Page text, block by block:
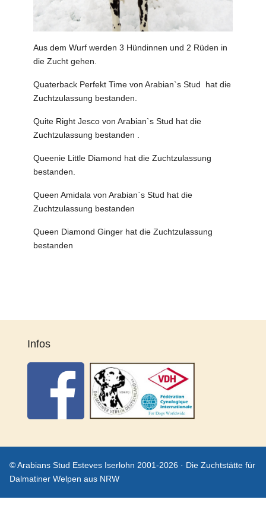
Aus dem Wurf werden 3 Hündinnen und 2 Rüden in
die Zucht gehen.
Quaterback Perfekt Time von Arabian`s Stud hat die
Zuchtzulassung bestanden.
Quite Right Jesco von Arabian`s Stud hat die
Zuchtzulassung bestanden .
Queenie Little Diamond hat die Zuchtzulassung
bestanden.
Queen Amidala von Arabian`s Stud hat die
Zuchtzulassung bestanden
Queen Diamond Ginger hat die Zuchtzulassung
bestanden
Infos
© Arabians Stud Esteves Iserlohn 2001-2026 · Die Zuchtstätte für
Dalmatiner Welpen aus NRW